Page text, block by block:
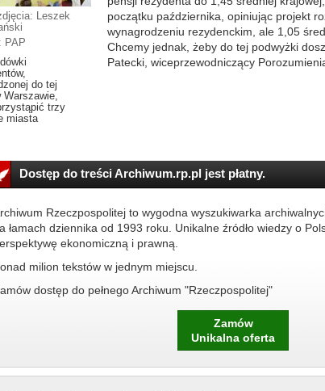
Leszek
PAP
do tej
Warszawie,
trzy
miasta
początku października, opiniując projekt
wynagrodzeniu rezydenckim, ale 1,05
Chcemy jednak, żeby do tej podwyżki
Patecki, wiceprzewodniczący
Dostęp do treści Archiwum.rp.pl jest płatny.
Rzeczpospolitej to wygodna wyszukiwarka
łamach dziennika od 1993 roku. Unikalne źródło wiedzy o
ekonomiczną i prawną.
milion tekstów w jednym miejscu.
dostęp do pełnego Archiwum "Rzeczpospolitej"
Zamów
Unikalna oferta